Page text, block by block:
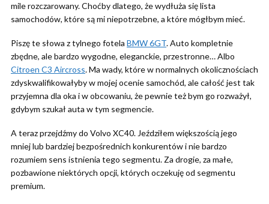
mile rozczarowany. Choćby dlatego, że wydłuża się lista
samochodów, które są mi niepotrzebne, a które mógłbym mieć.
Piszę te słowa z tylnego fotela BMW 6GT. Auto kompletnie
zbędne, ale bardzo wygodne, eleganckie, przestronne… Albo
Citroen C3 Aircross. Ma wady, które w normalnych okolicznościach
zdyskwalifikowałyby w mojej ocenie samochód, ale całość jest tak
przyjemna dla oka i w obcowaniu, że pewnie też bym go rozważył,
gdybym szukał auta w tym segmencie.
A teraz przejdźmy do Volvo XC40. Jeździłem większością jego
mniej lub bardziej bezpośrednich konkurentów i nie bardzo
rozumiem sens istnienia tego segmentu. Za drogie, za małe,
pozbawione niektórych opcji, których oczekuję od segmentu
premium.